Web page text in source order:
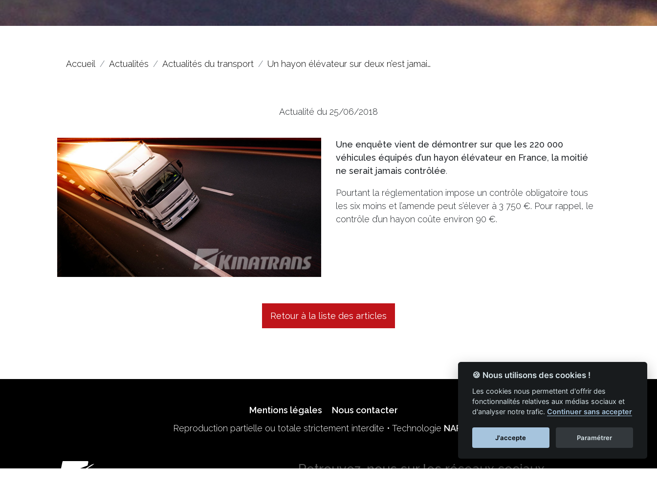
Accueil Actualités Actualités du transport Un hayon élévateur sur deux n’est jamai…
Actualité du 25/06/2018
Une enquête vient de démontrer sur que les 220 000
véhicules équipés d’un hayon élévateur en France, la moitié
ne serait jamais contrôlée.
Pourtant la réglementation impose un contrôle obligatoire tous
les six moins et l’amende peut s’élever à 3 750 €. Pour rappel, le
contrôle d’un hayon coûte environ 90 €.
Retour à la liste des articles
Mentions légales
Nous contacter
Reproduction partielle ou totale strictement interdite • Technologie NAPSYS™
Retrouvez-nous sur les réseaux sociaux
🍪 Nous utilisons des cookies !
Les cookies nous permettent d'offrir des
fonctionnalités relatives aux médias sociaux et
d'analyser notre trafic. Continuer sans accepter
J'accepte Paramétrer